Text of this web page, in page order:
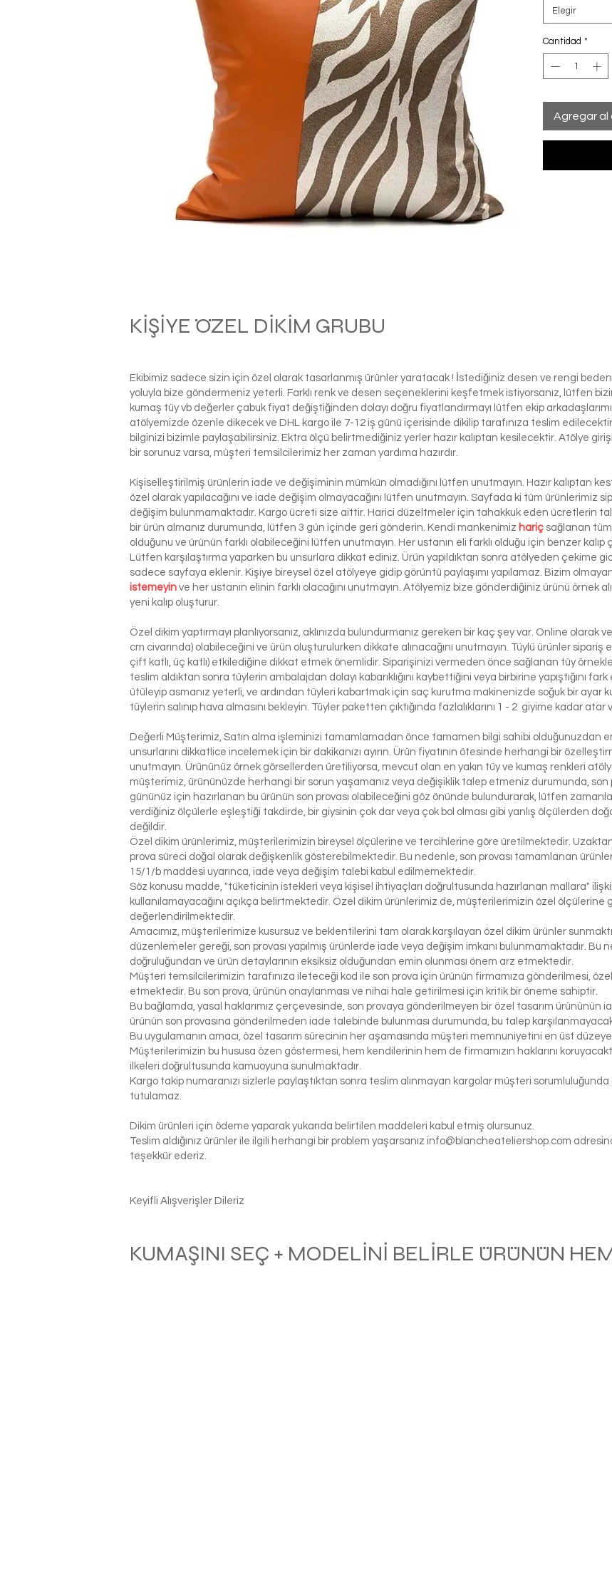
Elegir
Cantidad *
Agregar al
KİŞİYE ÖZEL DİKİM GRUBU
Ekibimiz sadece sizin için özel olarak tasarlanmış ürünler yaratacak ! İstediğiniz desen ve rengi
yoluyla bize göndermeniz yeterli. Farklı renk ve desen seçeneklerini keşfetmek istiyorsanız, lütfen
kumaş tüy vb değerler çabuk fiyat değiştiğinden dolayı doğru fiyatlandırmayı lütfen ekip
atölyemizde özenle dikecek ve DHL kargo ile 7-12 iş günü içerisinde dikilip tarafınıza teslim
bilginizi bizimle paylaşabilirsiniz. Ektra ölçü belirtmediğiniz yerler hazır kalıptan kesilecektir. Atölye
bir sorunuz varsa, müşteri temsilcilerimiz her zaman yardıma hazırdır.
Kişiselleştirilmiş ürünlerin iade ve değişiminin mümkün olmadığını lütfen unutmayın. Hazır kalıptan
özel olarak yapılacağını ve iade değişim olmayacağını lütfen unutmayın. Sayfada ki tüm ürünlerimiz
değişim bulunmamaktadır. Kargo ücreti size aittir. Harici düzeltmeler için tahakkuk eden ücretlerin
bir ürün almanız durumunda, lütfen 3 gün içinde geri gönderin. Kendi mankenimiz hariç sağlanan
olduğunu ve ürünün farklı olabileceğini lütfen unutmayın. Her ustanın eli farklı olduğu için benzer
Lütfen karşılaştırma yaparken bu unsurlara dikkat ediniz. Ürün yapıldıktan sonra atölyeden çekime
sadece sayfaya eklenir. Kişiye bireysel özel atölyeye gidip görüntü paylaşımı yapılamaz. Bizim
istemeyin ve her ustanın elinin farklı olacağını unutmayın. Atölyemiz bize gönderdiğiniz ürünü örnek
yeni kalıp oluşturur.
Özel dikim yaptırmayı planlıyorsanız, aklınızda bulundurmanız gereken bir kaç şey var. Online
cm civarında) olabileceğini ve ürün oluşturulurken dikkate alınacağını unutmayın. Tüylü ürünler sipariş
çift katlı, üç katlı) etkilediğine dikkat etmek önemlidir. Siparişinizi vermeden önce sağlanan tüy
teslim aldıktan sonra tüylerin ambalajdan dolayı kabarıklığını kaybettiğini veya birbirine yapıştığını
ütüleyip asmanız yeterli, ve ardından tüyleri kabartmak için saç kurutma makinenizde soğuk bir ayar
tüylerin salınıp hava almasını bekleyin. Tüyler paketten çıktığında fazlalıklarını 1 - 2 giyime kadar atar
Değerli Müşterimiz, Satın alma işleminizi tamamlamadan önce tamamen bilgi sahibi olduğunuzdan
unsurlarını dikkatlice incelemek için bir dakikanızı ayırın. Ürün fiyatının ötesinde herhangi bir
unutmayın. Ürününüz örnek görsellerden üretiliyorsa, mevcut olan en yakın tüy ve kumaş renkleri
müşterimiz, ürününüzde herhangi bir sorun yaşamanız veya değişiklik talep etmeniz durumunda,
gününüz için hazırlanan bu ürünün son provası olabileceğini göz önünde bulundurarak, lütfen
verdiğiniz ölçülerle eşleştiği takdirde, bir giysinin çok dar veya çok bol olması gibi yanlış ölçülerden
değildir.
Özel dikim ürünlerimiz, müşterilerimizin bireysel ölçülerine ve tercihlerine göre üretilmektedir.
prova süreci doğal olarak değişkenlik gösterebilmektedir. Bu nedenle, son provası tamamlanan
15/1/b maddesi uyarınca, iade veya değişim talebi kabul edilmemektedir.
Söz konusu madde, "tüketicinin istekleri veya kişisel ihtiyaçları doğrultusunda hazırlanan mallara"
kullanılamayacağını açıkça belirtmektedir. Özel dikim ürünlerimiz de, müşterilerimizin özel
değerlendirilmektedir.
Amacımız, müşterilerimize kusursuz ve beklentilerini tam olarak karşılayan özel dikim ürünler
düzenlemeler gereği, son provası yapılmış ürünlerde iade veya değişim imkanı bulunmamaktadır. Bu
doğruluğundan ve ürün detaylarının eksiksiz olduğundan emin olunması önem arz etmektedir.
Müşteri temsilcilerimizin tarafınıza ileteceği kod ile son prova için ürünün firmamıza gönderilmesi,
etmektedir. Bu son prova, ürünün onaylanması ve nihai hale getirilmesi için kritik bir öneme sahiptir.
Bu bağlamda, yasal haklarımız çerçevesinde, son provaya gönderilmeyen bir özel tasarım
ürünün son provasına gönderilmeden iade talebinde bulunması durumunda, bu talep
Bu uygulamanın amacı, özel tasarım sürecinin her aşamasında müşteri memnuniyetini en üst düzeye
Müşterilerimizin bu hususa özen göstermesi, hem kendilerinin hem de firmamızın haklarını
ilkeleri doğrultusunda kamuoyuna sunulmaktadır.
Kargo takip numaranızı sizlerle paylaştıktan sonra teslim alınmayan kargolar müşteri
tutulamaz.
Dikim ürünleri için ödeme yaparak yukarıda belirtilen maddeleri kabul etmiş olursunuz.
Teslim aldığınız ürünler ile ilgili herhangi bir problem yaşarsanız info@blancheateliershop.com
teşekkür ederiz.
Keyifli Alışverişler Dileriz
KUMAŞINI SEÇ + MODELİNİ BELİRLE ÜRÜNÜN